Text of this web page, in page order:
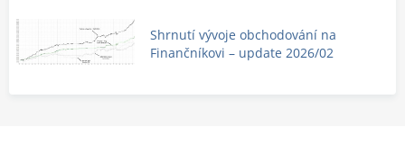
Shrnutí vývoje obchodování na
Finančníkovi – update 2026/02